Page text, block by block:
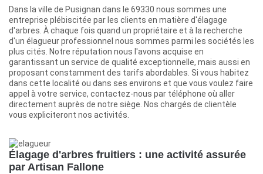
Dans la ville de Pusignan dans le 69330 nous sommes une
entreprise plébiscitée par les clients en matière d'élagage
d'arbres. À chaque fois quand un propriétaire et à la recherche
d'un élagueur professionnel nous sommes parmi les sociétés les
plus cités. Notre réputation nous l'avons acquise en
garantissant un service de qualité exceptionnelle, mais aussi en
proposant constamment des tarifs abordables. Si vous habitez
dans cette localité ou dans ses environs et que vous voulez faire
appel à votre service, contactez-nous par téléphone où aller
directement auprès de notre siège. Nos chargés de clientèle
vous expliciteront nos activités.
Élagage d'arbres fruitiers : une activité assurée
par Artisan Fallone